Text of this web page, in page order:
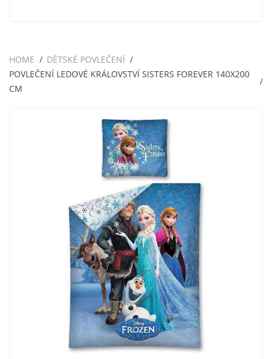
HOME
DĚTSKÉ POVLEČENÍ
POVLEČENÍ LEDOVÉ KRÁLOVSTVÍ SISTERS FOREVER 140X200
CM